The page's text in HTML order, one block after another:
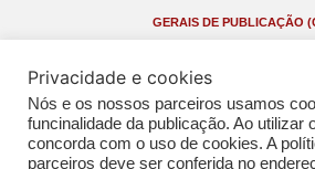
GERAIS DE PUBLICAÇÃO
Privacidade e cookies
Nós e os nossos parceiros usamos
funcinalidade da publicação. Ao utilizar
concorda com o uso de cookies. A
parceiros deve ser conferida no